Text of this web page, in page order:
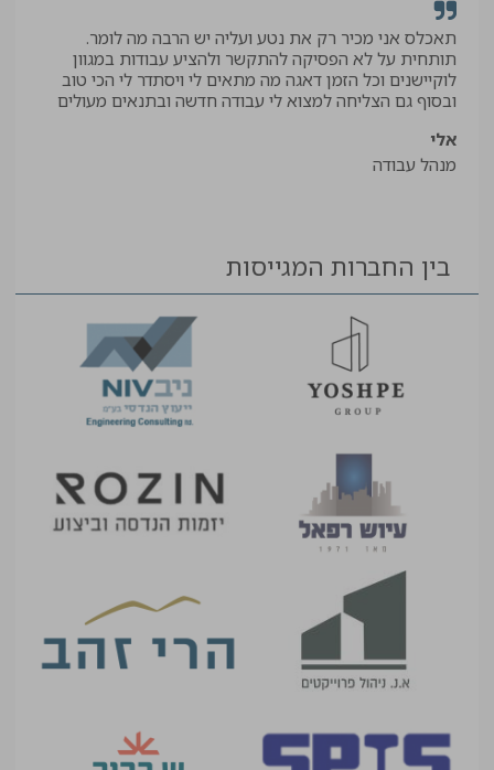
תאכלס אני מכיר רק את נטע ועליה יש הרבה מה לומר.
תותחית על לא הפסיקה להתקשר ולהציע עבודות במגוון
לוקיישנים וכל הזמן דאגה מה מתאים לי ויסתדר לי הכי טוב
ובסוף גם הצליחה למצוא לי עבודה חדשה ובתנאים מעולים
אלי
מנהל עבודה
בין החברות המגייסות